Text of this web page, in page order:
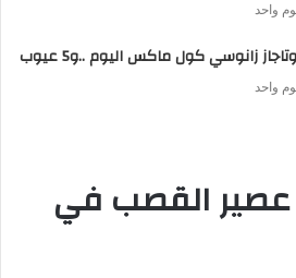
واحد
زانوسي كول ماكس اليوم ..و5 عيوب
واحد
القصب في